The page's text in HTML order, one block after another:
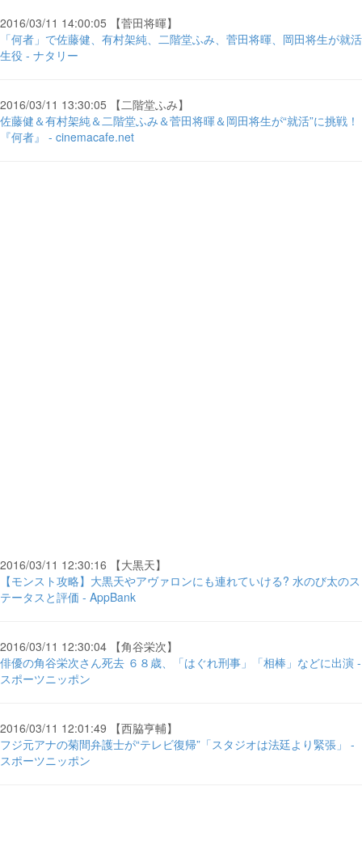
2016/03/11 14:00:05 【菅田将暉】
「何者」で佐藤健、有村架純、二階堂ふみ、菅田将暉、岡田将生が就活
生役 - ナタリー
2016/03/11 13:30:05 【二階堂ふみ】
佐藤健＆有村架純＆二階堂ふみ＆菅田将暉＆岡田将生が“就活”に挑戦！
『何者』 - cinemacafe.net
2016/03/11 12:30:16 【大黒天】
【モンスト攻略】大黒天やアヴァロンにも連れていける? 水のび太のス
テータスと評価 - AppBank
2016/03/11 12:30:04 【角谷栄次】
俳優の角谷栄次さん死去 ６８歳、「はぐれ刑事」「相棒」などに出演 -
スポーツニッポン
2016/03/11 12:01:49 【西脇亨輔】
フジ元アナの菊間弁護士が“テレビ復帰”「スタジオは法廷より緊張」 -
スポーツニッポン